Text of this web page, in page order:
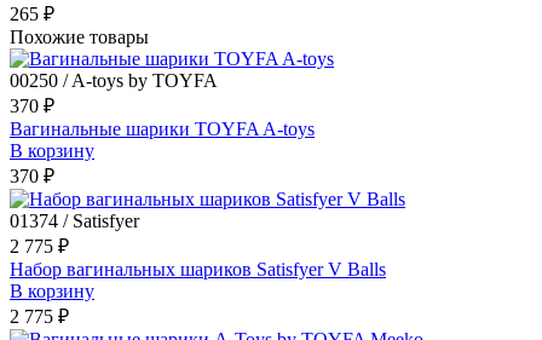
265 ₽
Похожие товары
00250 / A-toys by TOYFA
370 ₽
Вагинальные шарики TOYFA A-toys
В корзину
370 ₽
01374 / Satisfyer
2 775 ₽
Набор вагинальных шариков Satisfyer V Balls
В корзину
2 775 ₽